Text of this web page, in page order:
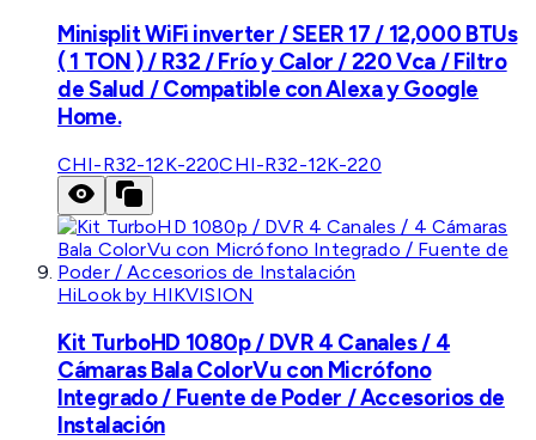
Minisplit WiFi inverter / SEER 17 / 12,000 BTUs
( 1 TON ) / R32 / Frío y Calor / 220 Vca / Filtro
de Salud / Compatible con Alexa y Google
Home.
CHI-R32-12K-220CHI-R32-12K-220
HiLook by HIKVISION
Kit TurboHD 1080p / DVR 4 Canales / 4
Cámaras Bala ColorVu con Micrófono
Integrado / Fuente de Poder / Accesorios de
Instalación